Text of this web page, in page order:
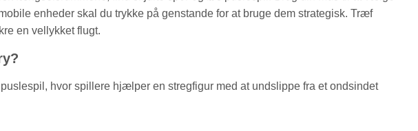
enheder skal du trykke på genstande for at bruge dem strategisk. Træf
en vellykket flugt.
hvor spillere hjælper en stregfigur med at undslippe fra et ondsindet